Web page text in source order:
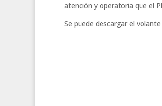
atención y operatoria que el
Se puede descargar el